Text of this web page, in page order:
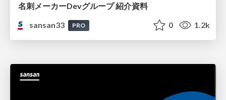
名刺メーカーDevグループ 紹介資料
sansan33
PRO 0 1.2k